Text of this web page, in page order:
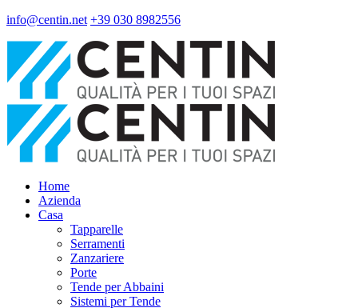
info@centin.net +39 030 8982556
Home
Azienda
Casa
Tapparelle
Serramenti
Zanzariere
Porte
Tende per Abbaini
Sistemi per Tende